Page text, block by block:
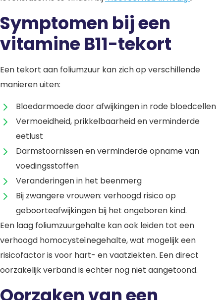
Symptomen bij een
vitamine B11-tekort
Een tekort aan foliumzuur kan zich op verschillende
manieren uiten:
Bloedarmoede door afwijkingen in rode bloedcellen
Vermoeidheid, prikkelbaarheid en verminderde
eetlust
Darmstoornissen en verminderde opname van
voedingsstoffen
Veranderingen in het beenmerg
Bij zwangere vrouwen: verhoogd risico op
geboorteafwijkingen bij het ongeboren kind.
Een laag foliumzuurgehalte kan ook leiden tot een
verhoogd homocysteïnegehalte, wat mogelijk een
risicofactor is voor hart- en vaatziekten. Een direct
oorzakelijk verband is echter nog niet aangetoond.
Oorzaken van een